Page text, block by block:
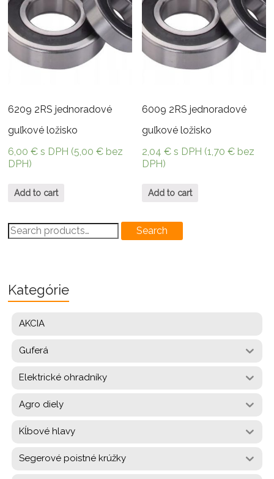
6209 2RS jednoradové
guľkové ložisko
6,00€ s DPH (5,00€ bez
DPH)
Add to cart
6009 2RS jednoradové
guľkové ložisko
2,04€ s DPH (1,70€ bez
DPH)
Add to cart
Search
for:
Search
Kategórie
AKCIA
Guferá
Elektrické ohradníky
Agro diely
Kĺbové hlavy
Segerové poistné krúžky